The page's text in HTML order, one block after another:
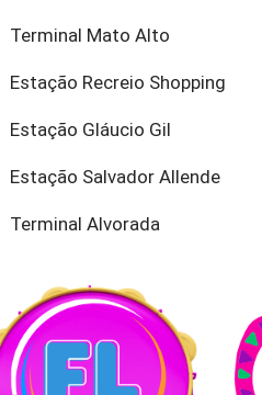
Terminal Mato Alto
Estação Recreio Shopping
Estação Gláucio Gil
Estação Salvador Allende
Terminal Alvorada